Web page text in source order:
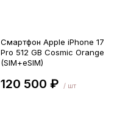
Смартфон Apple iPhone 17
Pro 512 GB Cosmic Orange
(SIM+eSIM)
120 500 ₽ / шт